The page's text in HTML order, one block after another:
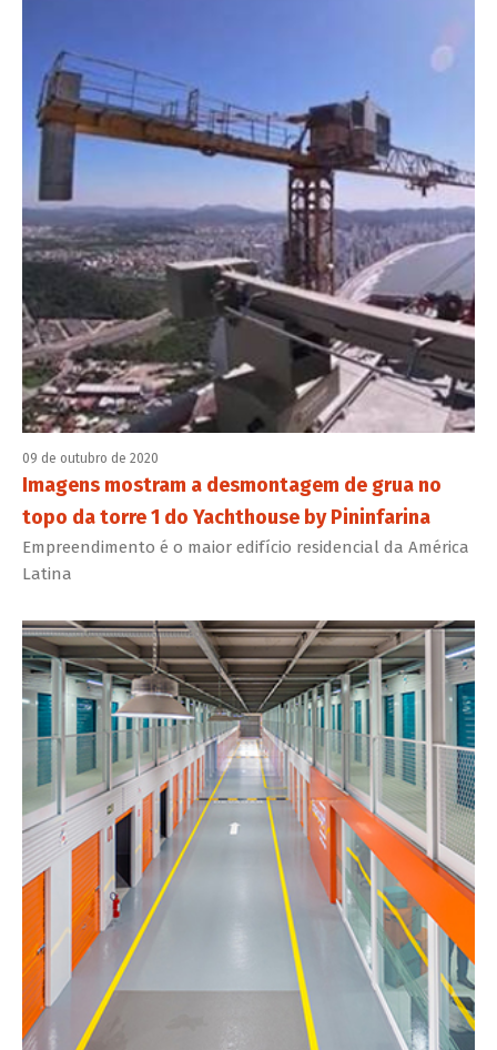
09 de outubro de 2020
Imagens mostram a desmontagem de grua no
topo da torre 1 do Yachthouse by Pininfarina
Empreendimento é o maior edifício residencial da América
Latina